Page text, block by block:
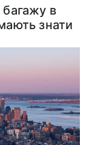
в
знати